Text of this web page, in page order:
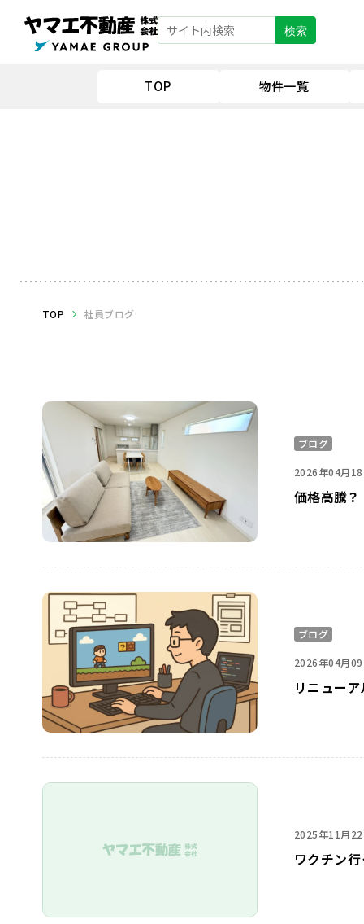
検索
TOP 物件一覧
TOP 社員ブログ
ブログ
2026年04月18
価格高騰？
ブログ
2026年04月09
リニューア
2025年11月22
ワクチン